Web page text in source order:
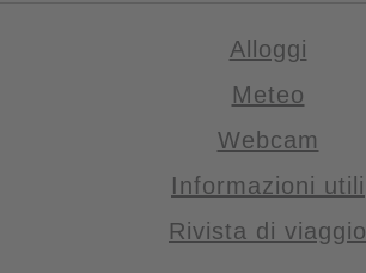
Alloggi
Meteo
Webcam
Informazioni utili
Rivista di viaggio